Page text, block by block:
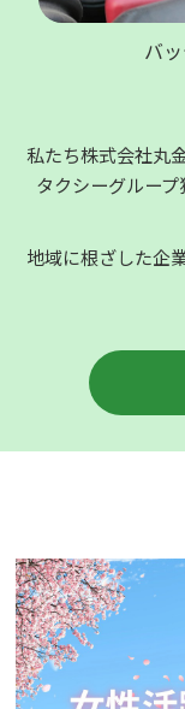
バ
私たち株式会社丸
タクシーグルー
地域に根ざした企